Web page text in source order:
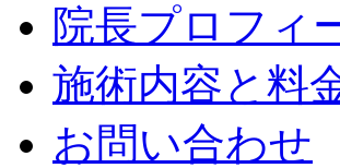
院長プロフィ
施術内容と料
お問い合わせ